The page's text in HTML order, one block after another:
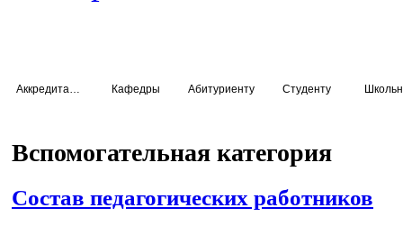
Кафедры Абитуриенту Студенту
Вспомогательная категория
Состав педагогических работников